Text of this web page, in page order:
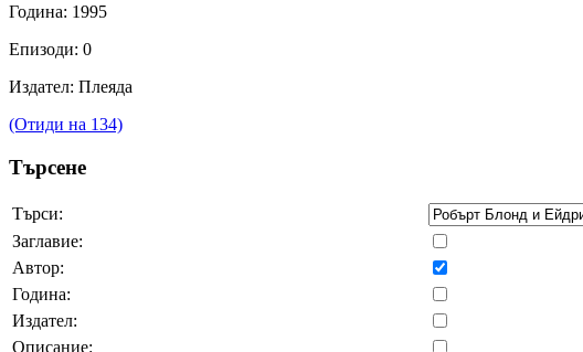
Година: 1995
Епизоди: 0
Издател: Плеяда
(Отиди на 134)
Търсене
Търси:
Заглавие:
Автор:
Година:
Издател:
Описание: